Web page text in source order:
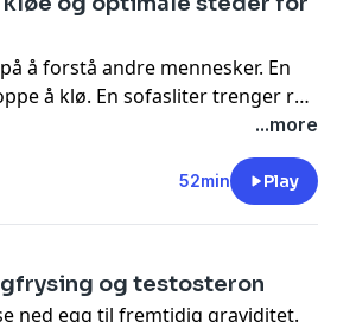
å forstå andre mennesker. En
å klø. En sofasliter trenger råd
oss tips for å få en perfekt date,
mellom fattigdom og
episoden i appen NRK Radio
...more
52min Play
og testosteron
ned egg til fremtidig graviditet.